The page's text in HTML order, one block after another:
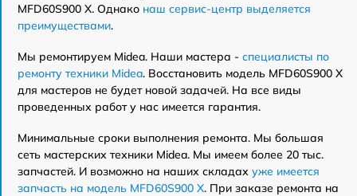
MFD60S900 X. Однако наш сервис-центр выделяется
преимуществами.
Мы ремонтируем Midea. Наши мастера - специалисты по
ремонту техники Midea. Восстановить модель MFD60S900 X
для мастеров не будет новой задачей. На все виды
проведенных работ у нас имеется гарантия.
Минимальные сроки выполнения ремонта. Мы большая
сеть мастерских техники Midea. Мы имеем более 20 тыс.
запчастей. И возможно на наших складах уже имеется
запчасть на модель MFD60S900 X. При заказе ремонта на